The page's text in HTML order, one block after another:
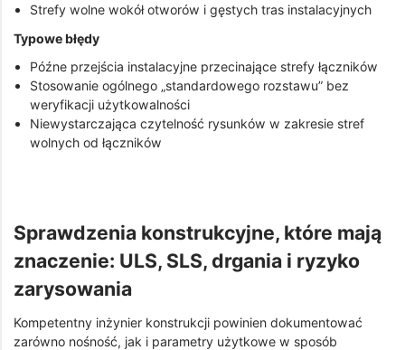
Strefy wolne wokół otworów i gęstych tras instalacyjnych
Typowe błędy
Późne przejścia instalacyjne przecinające strefy łączników
Stosowanie ogólnego „standardowego rozstawu” bez
weryfikacji użytkowalności
Niewystarczająca czytelność rysunków w zakresie stref
wolnych od łączników
Sprawdzenia konstrukcyjne, które mają
znaczenie: ULS, SLS, drgania i ryzyko
zarysowania
Kompetentny inżynier konstrukcji powinien dokumentować
zarówno nośność, jak i parametry użytkowe w sposób